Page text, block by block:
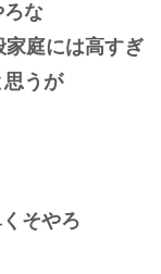
ろな
家庭には高すぎ
うが
そやろ